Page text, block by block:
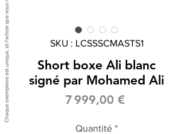
SKU : LCSSSCMASTS1
Short boxe Ali blanc
signé par Mohamed Ali
7 999,00 €Prix
Quantité *